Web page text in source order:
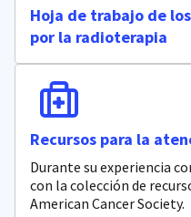
Hoja de trabajo de
por la radioterapia
Recursos para la
Durante su experiencia
con la colección de
American Cancer Society.